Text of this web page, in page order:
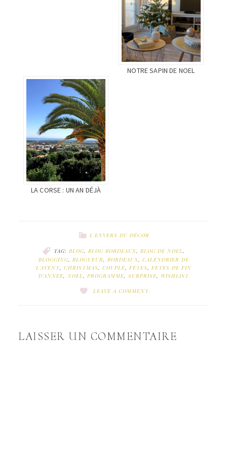
NOTRE SAPIN DE NOEL
LA CORSE : UN AN DÉJÀ
L'ENVERS DU DÉCOR
TAG: BLOG, BLOG BORDEAUX, BLOG DE NOEL,
BLOGGING, BLOGUEUR, BORDEAUX, CALENDRIER DE
L'AVENT, CHRISTMAS, COUPLE, FETES, FETES DE FIN
D'ANNEE,NOEL, PROGRAMME, SURPRISE, WISHLIST
LEAVE A COMMENT
LAISSER UN COMMENTAIRE